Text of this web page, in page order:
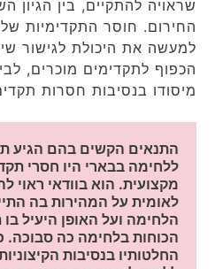
שראויה להתקיים, בין הגיון
החירום. חוסר התקדימיות
למעשה את היכולת לגישור
הכפוף לתקדימים מוכרים,
מיסודו בנסיבות חסרות